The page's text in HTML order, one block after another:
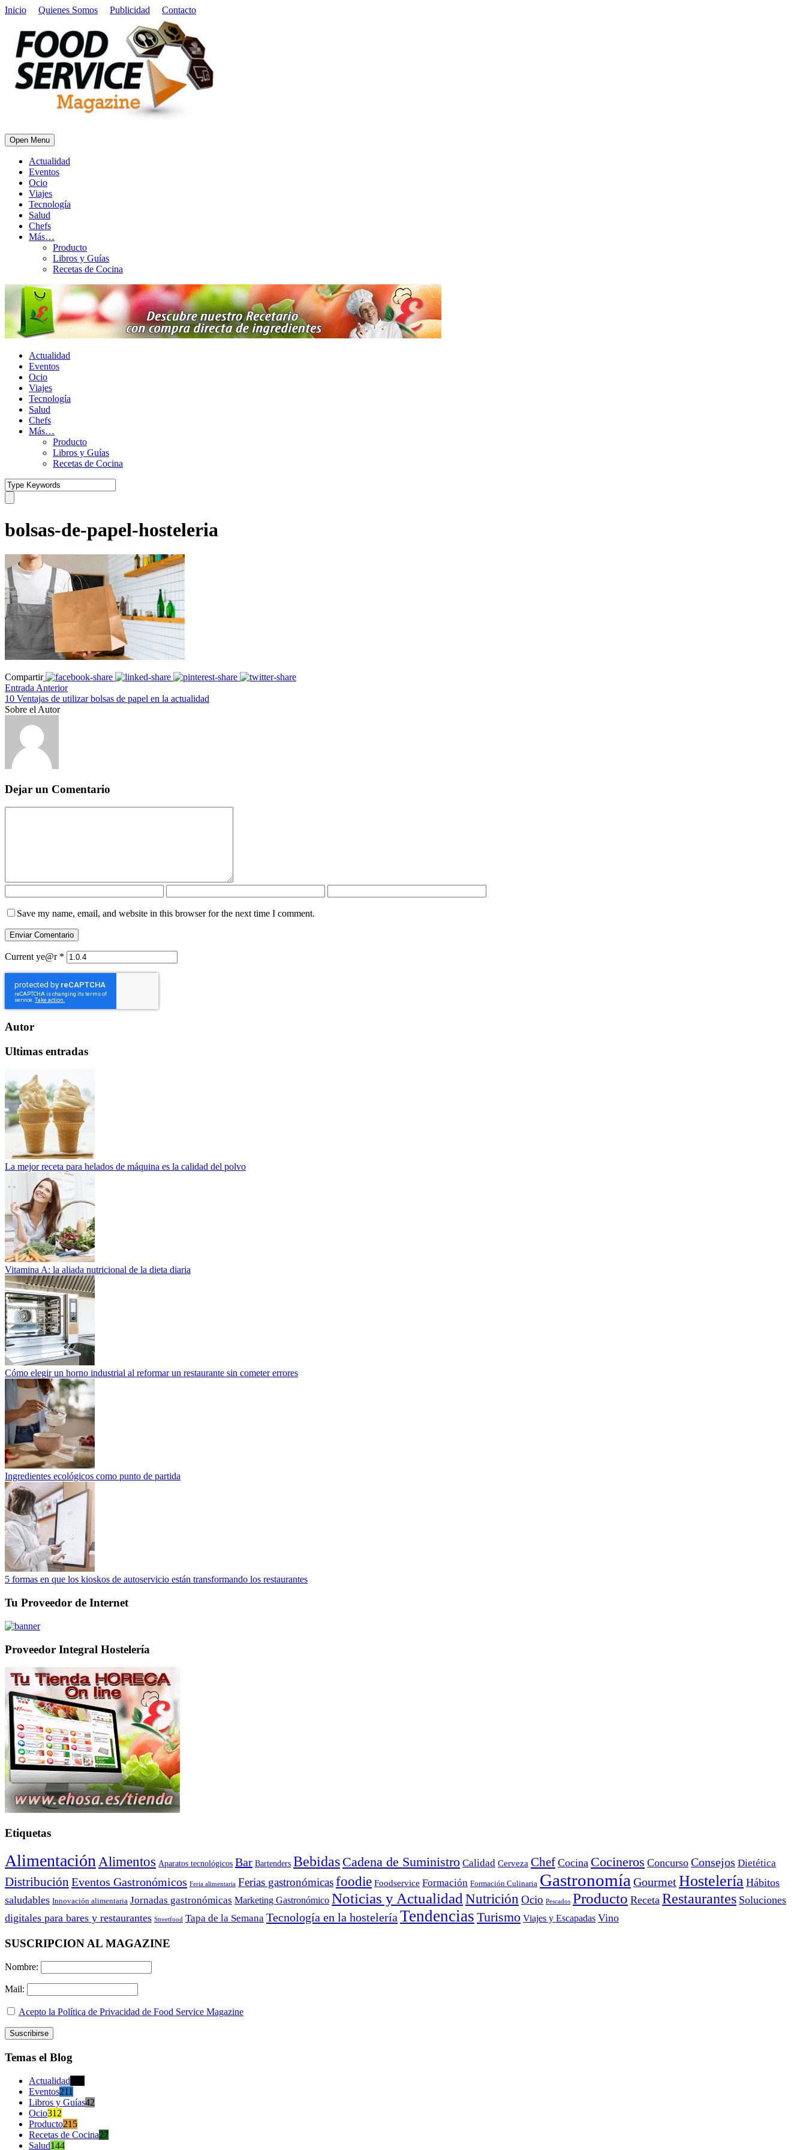
Inicio Quienes Somos Publicidad Contacto
Open Menu
Actualidad
Eventos
Ocio
Viajes
Tecnología
Salud
Chefs
Más…
Producto
Libros y Guías
Recetas de Cocina
Actualidad
Eventos
Ocio
Viajes
Tecnología
Salud
Chefs
Más…
Producto
Libros y Guías
Recetas de Cocina
bolsas-de-papel-hosteleria
Compartir
Entrada Anterior
10 Ventajas de utilizar bolsas de papel en la actualidad
Sobre el Autor
Dejar un Comentario
Save my name, email, and website in this browser for the next time I comment.
Current ye@r *
Autor
Ultimas entradas
La mejor receta para helados de máquina es la calidad del polvo
Vitamina A: la aliada nutricional de la dieta diaria
Cómo elegir un horno industrial al reformar un restaurante sin cometer errores
Ingredientes ecológicos como punto de partida
5 formas en que los kioskos de autoservicio están transformando los restaurantes
Tu Proveedor de Internet
Proveedor Integral Hostelería
Etiquetas
Alimentación Alimentos Aparatos tecnológicos Bar Bartenders Bebidas Cadena de Suministro Calidad Cerveza Chef Cocina Cocineros Concurso Consejos Dietética
Distribución Eventos Gastronómicos Feria alimentaria Ferias gastronómicasfoodie Foodservice Formación Formación Culinaria Gastronomía GourmetHostelería Hábitos
saludables Innovación alimentaria Jornadas gastronómicas Marketing Gastronómico Noticias y Actualidad Nutrición Ocio Pescados Producto Receta Restaurantes Soluciones
digitales para bares y restaurantes Streetfood Tapa de la Semana Tecnología en la hostelería Tendencias Turismo Viajes y Escapadas Vino
SUSCRIPCION AL MAGAZINE
Nombre:
Mail:
Acepto la Política de Privacidad de Food Service Magazine
Temas el Blog
Actualidad
Eventos211
Libros y Guías42
Ocio312
Producto215
Recetas de Cocina27
Salud144